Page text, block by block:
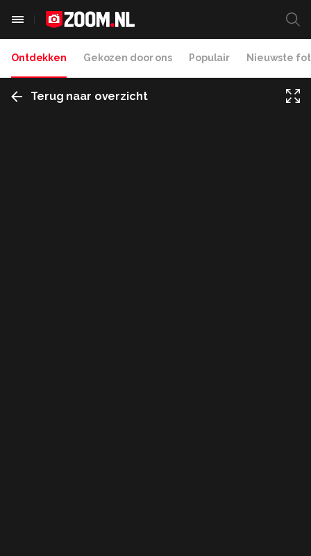
Ontdekken Gekozen door ons Populair Nieuwste
Terug naar overzicht